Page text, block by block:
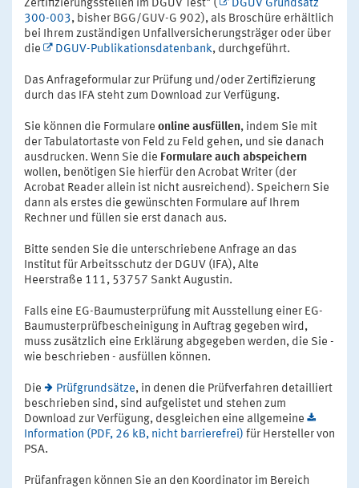
Zertifizierungsstellen im DGUV Test" (
DGUV Grundsatz
300-003, bisher BGG/GUV-G 902), als Broschüre erhältlich
bei Ihrem zuständigen Unfallversicherungsträger oder über
die
DGUV-Publikationsdatenbank, durchgeführt.
Das Anfrageformular zur Prüfung und/oder Zertifizierung
durch das IFA steht zum Download zur Verfügung.
Sie können die Formulare online ausfüllen, indem Sie mit
der Tabulatortaste von Feld zu Feld gehen, und sie danach
ausdrucken. Wenn Sie die Formulare auch abspeichern
wollen, benötigen Sie hierfür den Acrobat Writer (der
Acrobat Reader allein ist nicht ausreichend). Speichern Sie
dann als erstes die gewünschten Formulare auf Ihrem
Rechner und füllen sie erst danach aus.
Bitte senden Sie die unterschriebene Anfrage an das
Institut für Arbeitsschutz der DGUV (IFA), Alte
Heerstraße 111, 53757 Sankt Augustin.
Falls eine EG-Baumusterprüfung mit Ausstellung einer EG-
Baumusterprüfbescheinigung in Auftrag gegeben wird,
muss zusätzlich eine Erklärung abgegeben werden, die Sie -
wie beschrieben - ausfüllen können.
Die Prüfgrundsätze, in denen die Prüfverfahren detailliert
beschrieben sind, sind aufgelistet und stehen zum
Download zur Verfügung, desgleichen eine allgemeine
Information (PDF, 26 kB, nicht barrierefrei) für Hersteller von
PSA.
Prüfanfragen können Sie an den Koordinator im Bereich